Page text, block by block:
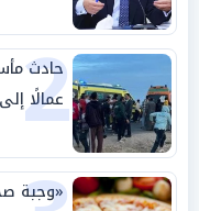
2
حادث
عمالًا إلى 14 شخصًا
«وجبة